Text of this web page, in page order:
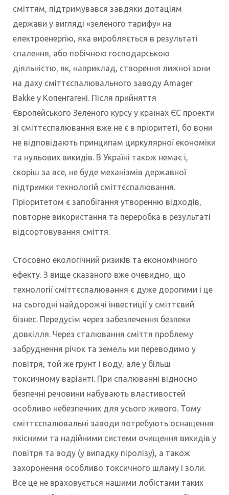
сміттям, підтримувався завдяки дотаціям
держави у вигляді «зеленого тарифу» на
електроенергію, яка виробляється в результаті
спалення, або побічною господарською
діяльністю, як, наприклад, створення лижної зони
на даху сміттєспалювального заводу Amager
Bakke у Копенгагені. Після прийняття
Європейського Зеленого курсу у країнах ЄС проекти
зі сміттєспалювання вже не є в пріоритеті, бо вони
не відповідають принципам циркулярної економіки
та нульових викидів. В Україні також немає і,
скоріш за все, не буде механізмів державної
підтримки технологій сміттєспалювання.
Пріоритетом є запобігання утворенню відходів,
повторне використання та переробка в результаті
відсортовування сміття.
Стосовно екологічний ризиків та економічного
ефекту. З вище сказаного вже очевидно, що
технології сміттєспалювання є дуже дорогими і це
на сьогодні найдорожчі інвестиції у сміттєвий
бізнес. Передусім через забезпечення безпеки
довкілля. Через сталювання сміття проблему
забруднення річок та земель ми переводимо у
повітря, той же грунт і воду, але у більш
токсичному варіанті. При спалюванні відносно
безпечні речовини набувають властивостей
особливо небезпечних для усього живого. Тому
сміттєспалювальні заводи потребують оснащення
якісними та надійними системи очищення викидів у
повітря та воду (у випадку піролізу), а також
захоронення особливо токсичного шламу і золи.
Все це не враховується нашими лобістами таких